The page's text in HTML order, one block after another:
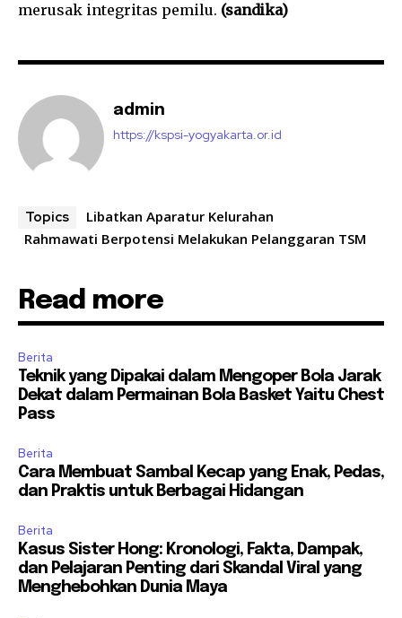
merusak integritas pemilu. (sandika)
admin
https://kspsi-yogyakarta.or.id
Topics
Libatkan Aparatur Kelurahan
Rahmawati Berpotensi Melakukan Pelanggaran TSM
Read more
Berita
Teknik yang Dipakai dalam Mengoper Bola Jarak
Dekat dalam Permainan Bola Basket Yaitu Chest
Pass
Berita
Cara Membuat Sambal Kecap yang Enak, Pedas,
dan Praktis untuk Berbagai Hidangan
Berita
Kasus Sister Hong: Kronologi, Fakta, Dampak,
dan Pelajaran Penting dari Skandal Viral yang
Menghebohkan Dunia Maya